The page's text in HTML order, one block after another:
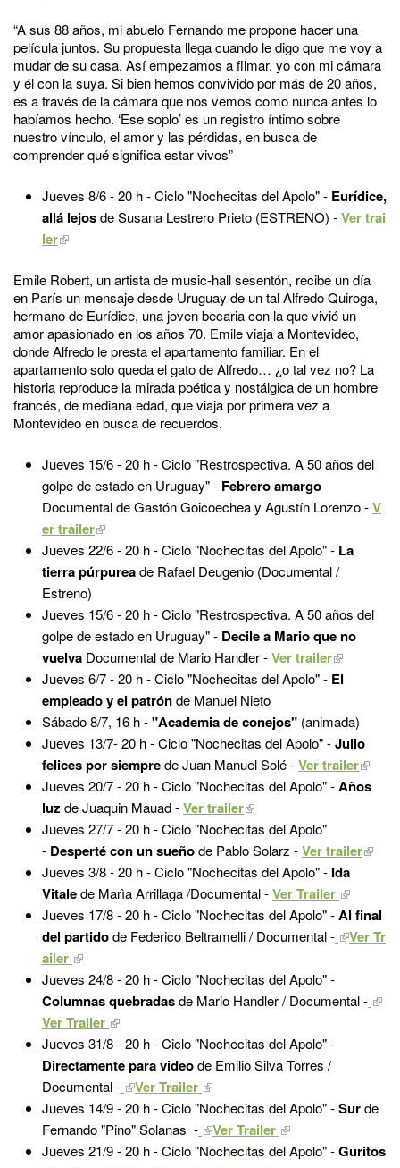
“A sus 88 años, mi abuelo Fernando me propone hacer una
película juntos. Su propuesta llega cuando le digo que me voy a
mudar de su casa. Así empezamos a filmar, yo con mi cámara
y él con la suya. Si bien hemos convivido por más de 20 años,
es a través de la cámara que nos vemos como nunca antes lo
habíamos hecho. ‘Ese soplo’ es un registro íntimo sobre
nuestro vínculo, el amor y las pérdidas, en busca de
comprender qué significa estar vivos”
Jueves 8/6 -20 h - Ciclo "Nochecitas del Apolo" - Eurídice,
allá lejosde Susana Lestrero Prieto (ESTRENO) -Ver trai
ler
Emile Robert, un artista de music-hall sesentón, recibe un día
en París un mensaje desde Uruguay de un tal Alfredo Quiroga,
hermano de Eurídice, una joven becaria con la que vivió un
amor apasionado en los años 70. Emile viaja a Montevideo,
donde Alfredo le presta el apartamento familiar. En el
apartamento solo queda el gato de Alfredo… ¿o tal vez no? La
historia reproduce la mirada poética y nostálgica de un hombre
francés, de mediana edad, que viaja por primera vez a
Montevideo en busca de recuerdos.
Jueves 15/6 -20 h - Ciclo "Restrospectiva. A 50 años del
golpe de estado en Uruguay" - Febrero amargo
Documental de Gastón Goicoechea y Agustín Lorenzo -V
er trailer
Jueves 22/6 -20 h - Ciclo "Nochecitas del Apolo" - La
tierra púrpureade Rafael Deugenio (Documental /
Estreno)
Jueves 15/6 -20 h - Ciclo "Restrospectiva. A 50 años del
golpe de estado en Uruguay" - Decile a Mario que no
vuelva Documental de Mario Handler -Ver trailer
Jueves 6/7 -20 h - Ciclo "Nochecitas del Apolo" - El
empleado y el patrónde Manuel Nieto
Sábado 8/7, 16 h -"Academia de conejos" (animada)
Jueves 13/7-20 h - Ciclo "Nochecitas del Apolo" -Julio
felices por siemprede Juan Manuel Solé -Ver trailer
Jueves 20/7 -20 h - Ciclo "Nochecitas del Apolo" -Años
luz de Juaquin Mauad -Ver trailer
Jueves 27/7 -20 h - Ciclo "Nochecitas del Apolo"
- Desperté con un sueñode Pablo Solarz -Ver trailer
Jueves 3/8 - 20 h - Ciclo "Nochecitas del Apolo" - Ida
Vitalede Marìa Arrillaga /Documental -Ver Trailer
Jueves 17/8 - 20 h - Ciclo "Nochecitas del Apolo" -Al final
del partidode Federico Beltramelli / Documental -
Ver Tr
ailer
Jueves 24/8 - 20 h - Ciclo "Nochecitas del Apolo" -
Columnas quebradasde Mario Handler / Documental -
Ver Trailer
Jueves 31/8 - 20 h - Ciclo "Nochecitas del Apolo" -
Directamente para videode Emilio Silva Torres /
Documental -
Ver Trailer
Jueves 14/9 - 20 h - Ciclo "Nochecitas del Apolo" -Surde
Fernando "Pino" Solanas -
Ver Trailer
Jueves 21/9 - 20 h - Ciclo "Nochecitas del Apolo" -Guritos